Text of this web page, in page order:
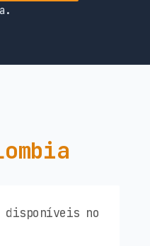
disponíveis no